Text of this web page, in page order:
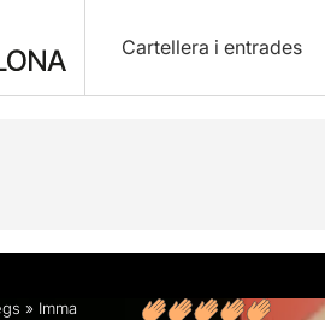
Cartellera i entrades
artística Opinions
» Imma